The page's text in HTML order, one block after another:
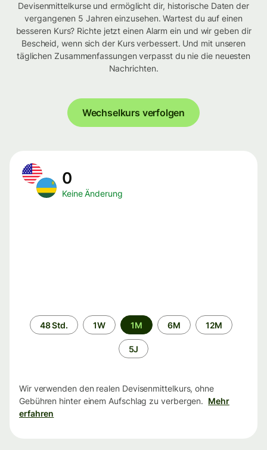
Devisenmittelkurse und ermöglicht dir, historische Daten der
vergangenen 5 Jahren einzusehen. Wartest du auf einen
besseren Kurs? Richte jetzt einen Alarm ein und wir geben dir
Bescheid, wenn sich der Kurs verbessert. Und mit unseren
täglichen Zusammenfassungen verpasst du nie die neuesten
Nachrichten.
Wechselkurs verfolgen
0
Keine Änderung
Zeitraum
48 Std. 1W 1M 6M 12M
5J
Wir verwenden den realen Devisenmittelkurs, ohne
Gebühren hinter einem Aufschlag zu verbergen. Mehr
erfahren